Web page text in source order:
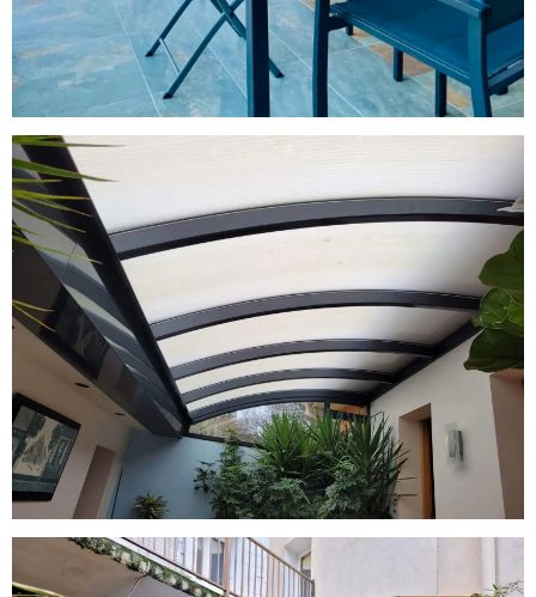
Ambérieu en Bugey : Toiture véranda
cintré aluminium par A2B Concept